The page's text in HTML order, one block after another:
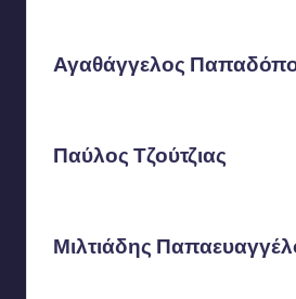
Αγαθάγγελος
Παύλος Τζούτζιας
Μιλτιάδης